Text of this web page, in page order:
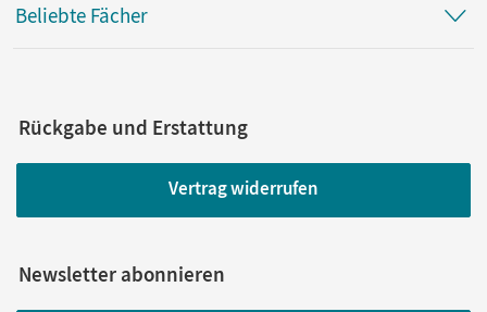
Beliebte Fächer
Rückgabe und Erstattung
Vertrag widerrufen
Newsletter abonnieren